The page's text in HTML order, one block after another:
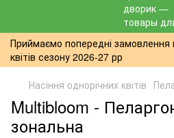
Приймаємо попередні замовлення
квітів сезону 2026-27 рр
Насіння однорічних квітів
Multibloom -
зональна